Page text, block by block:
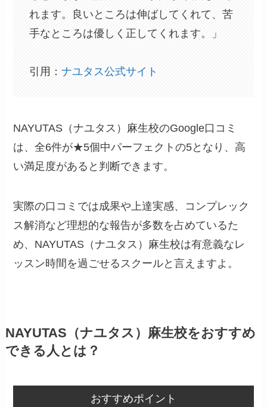
れます。良いところは伸ばしてくれて、苦
手なところは優しく正してくれます。」
引用：ナユタス公式サイト
NAYUTAS（ナユタス）麻生校のGoogle口コミ
は、全6件が★5個中パーフェクトの5となり、高
い満足度があると判断できます。
実際の口コミでは成果や上達実感、コンプレック
ス解消など理想的な報告が多数を占めているた
め、NAYUTAS（ナユタス）麻生校は有意義なレ
ッスン時間を過ごせるスクールと言えますよ。
NAYUTAS（ナユタス）麻生校をおすすめ
できる人とは？
おすすめポイント